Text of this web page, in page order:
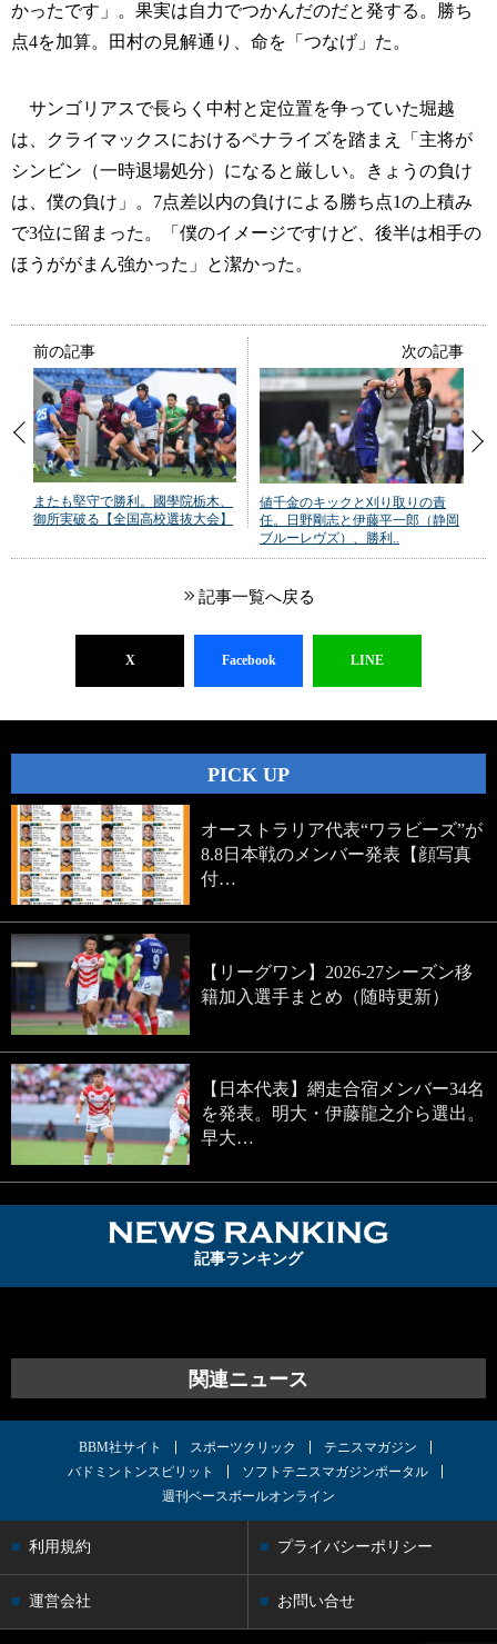
かったです」。果実は自力でつかんだのだと発する。勝ち
点4を加算。田村の見解通り、命を「つなげ」た。
サンゴリアスで長らく中村と定位置を争っていた堀越
は、クライマックスにおけるペナライズを踏まえ「主将が
シンビン（一時退場処分）になると厳しい。きょうの負け
は、僕の負け」。7点差以内の負けによる勝ち点1の上積み
で3位に留まった。「僕のイメージですけど、後半は相手の
ほうががまん強かった」と潔かった。
前の記事
またも堅守で勝利。國學院栃木、
御所実破る【全国高校選抜大会】
次の記事
値千金のキックと刈り取りの責
任。日野剛志と伊藤平一郎（静岡
ブルーレヴズ）、勝利..
記事一覧へ戻る
X Facebook LINE
PICK UP
オーストラリア代表“ワラビーズ”が
8.8日本戦のメンバー発表【顔写真
付…
【リーグワン】2026-27シーズン移
籍加入選手まとめ（随時更新）
【日本代表】網走合宿メンバー34名
を発表。明大・伊藤龍之介ら選出。
早大…
記事ランキング
関連ニュース
BBM社サイト スポーツクリック
テニスマガジン
バドミントンスピリット
ソフトテニスマガジンポータル
週刊ベースボールオンライン
利用規約 プライバシーポリシー
運営会社 お問い合せ